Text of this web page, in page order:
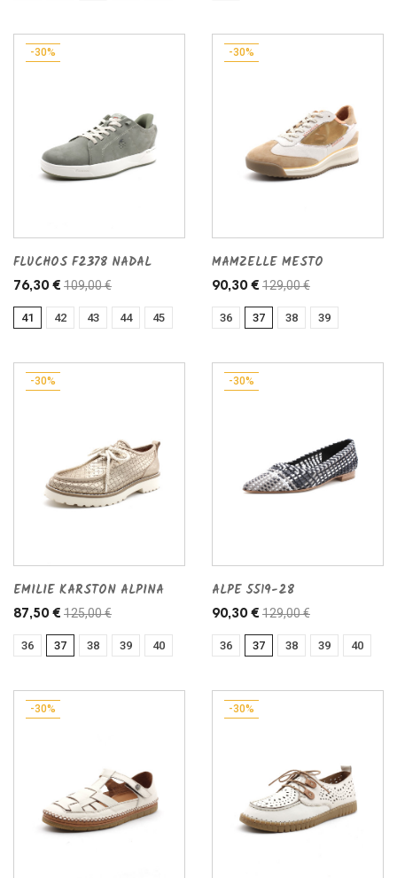
-30%
FLUCHOS F2378 NADAL
76,30 € 109,00 €
41 42 43 44 45
-30%
MAMZELLE MESTO
90,30 € 129,00 €
36 37 38 39
-30%
EMILIE KARSTON ALPINA
87,50 € 125,00 €
36 37 38 39 40
-30%
ALPE 5519-28
90,30 € 129,00 €
36 37 38 39 40
-30% -30%